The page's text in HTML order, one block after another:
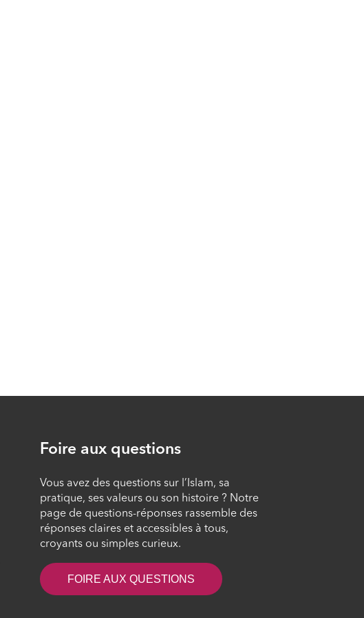
Foire aux questions
Vous avez des questions sur l’Islam, sa
pratique, ses valeurs ou son histoire ? Notre
page de questions-réponses rassemble des
réponses claires et accessibles à tous,
croyants ou simples curieux.
FOIRE AUX QUESTIONS